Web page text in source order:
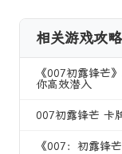
相关游戏攻略
《007初露锋芒
你高效潜入
007初露锋芒 卡
《007：初露锋